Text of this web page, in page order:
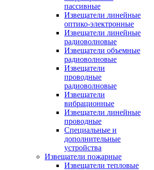
пассивные
Извещатели линейные
оптико-электронные
Извещатели линейные
радиоволновые
Извещатели объемные
радиоволновые
Извещатели
проводные
радиоволновые
Извещатели
вибрационные
Извещатели линейные
проводные
Специальные и
дополнительные
устройства
Извещатели пожарные
Извещатели тепловые